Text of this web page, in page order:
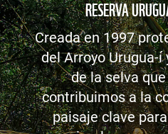
RESERVA
Creada en 1997
del Arroyo Urugua-
de la selva
contribuimos a la
paisaje clave